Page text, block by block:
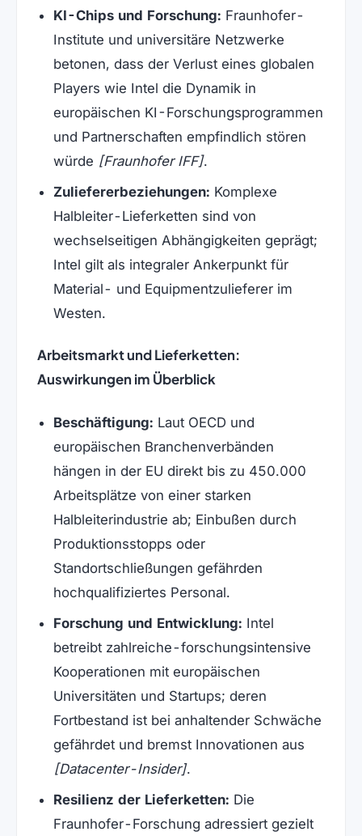
KI-Chips und Forschung: Fraunhofer-
Institute und universitäre Netzwerke
betonen, dass der Verlust eines globalen
Players wie Intel die Dynamik in
europäischen KI-Forschungsprogrammen
und Partnerschaften empfindlich stören
würde [Fraunhofer IFF].
Zuliefererbeziehungen: Komplexe
Halbleiter-Lieferketten sind von
wechselseitigen Abhängigkeiten geprägt;
Intel gilt als integraler Ankerpunkt für
Material- und Equipmentzulieferer im
Westen.
Arbeitsmarkt und Lieferketten:
Auswirkungen im Überblick
Beschäftigung: Laut OECD und
europäischen Branchenverbänden
hängen in der EU direkt bis zu 450.000
Arbeitsplätze von einer starken
Halbleiterindustrie ab; Einbußen durch
Produktionsstopps oder
Standortschließungen gefährden
hochqualifiziertes Personal.
Forschung und Entwicklung: Intel
betreibt zahlreiche-forschungsintensive
Kooperationen mit europäischen
Universitäten und Startups; deren
Fortbestand ist bei anhaltender Schwäche
gefährdet und bremst Innovationen aus
[Datacenter-Insider].
Resilienz der Lieferketten: Die
Fraunhofer-Forschung adressiert gezielt